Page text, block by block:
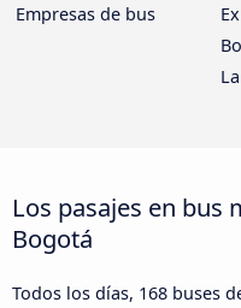
Empresas de bus
Los pasajes en bus
Bogotá
Todos los días, 168 buses